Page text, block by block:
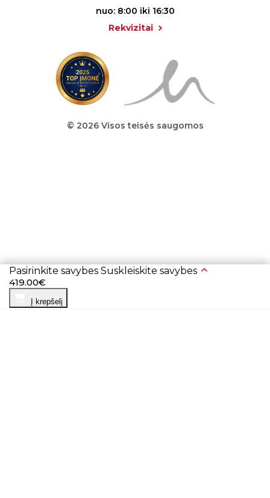
nuo: 8:00 iki 16:30
Rekvizitai
© 2026 Visos teisės saugomos
Pasirinkite savybes Suskleiskite savybes
419.00€
Į krepšelį